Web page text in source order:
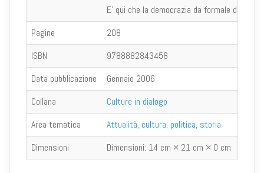
E' qui che la democrazia da formale
Pagine
208
ISBN
9788882843458
Data pubblicazione
Gennaio 2006
Collana
Culture in dialogo
Area tematica
Attualità, cultura, politica, storia
Dimensioni
Dimensioni: 14 cm × 21 cm × 0 cm